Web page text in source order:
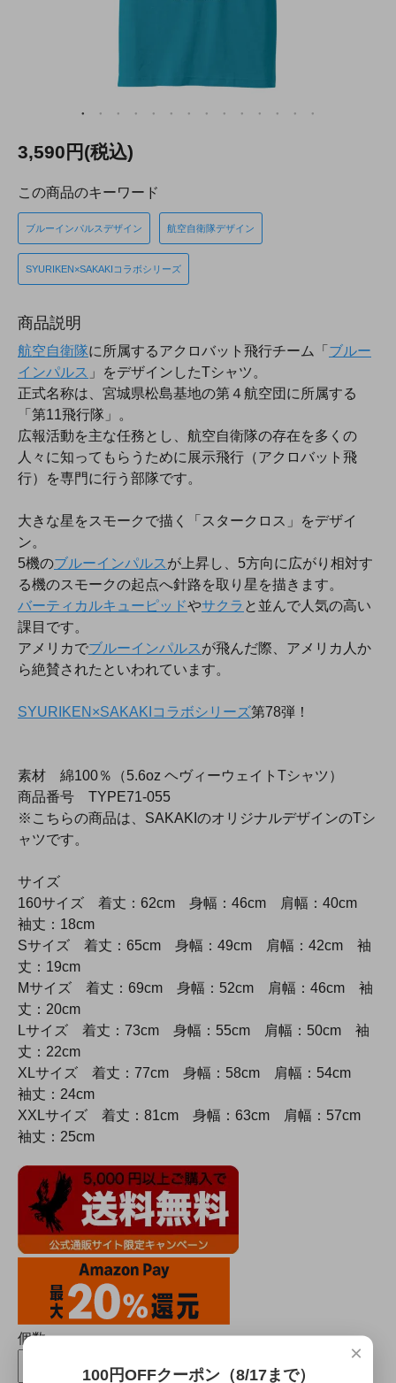
3,590円(税込)
この商品のキーワード
ブルーインパルスデザイン 航空自衛隊デザイン
SYURIKEN×SAKAKIコラボシリーズ
商品説明
航空自衛隊に所属するアクロバット飛行チーム「 ブルー
インパルス 」をデザインしたTシャツ。
正式名称は、宮城県松島基地の第４航空団に所属する
「第11飛行隊」。
広報活動を主な任務とし、航空自衛隊の存在を多くの
人々に知ってもらうために展示飛行（アクロバット飛
行）を専門に行う部隊です。
大きな星をスモークで描く「スタークロス」をデザイ
ン。
5機のブルーインパルス が上昇し、5方向に広がり相対す
る機のスモークの起点へ針路を取り星を描きます。
バーティカルキューピッドやサクラ と並んで人気の高い
課目です。
アメリカでブルーインパルス が飛んだ際、アメリカ人か
ら絶賛されたといわれています。
SYURIKEN×SAKAKIコラボシリーズ第78弾！
素材 綿100％（5.6oz ヘヴィーウェイトTシャツ）
商品番号 TYPE71-055
※こちらの商品は、SAKAKIのオリジナルデザインのTシ
ャツです。
サイズ
160サイズ 着丈：62cm 身幅：46cm 肩幅：40cm
袖丈：18cm
Sサイズ 着丈：65cm 身幅：49cm 肩幅：42cm 袖
丈：19cm
Mサイズ 着丈：69cm 身幅：52cm 肩幅：46cm 袖
丈：20cm
Lサイズ 着丈：73cm 身幅：55cm 肩幅：50cm 袖
丈：22cm
XLサイズ 着丈：77cm 身幅：58cm 肩幅：54cm
袖丈：24cm
XXLサイズ 着丈：81cm 身幅：63cm 肩幅：57cm
袖丈：25cm
個数
×
100円OFFクーポン（8/17まで）